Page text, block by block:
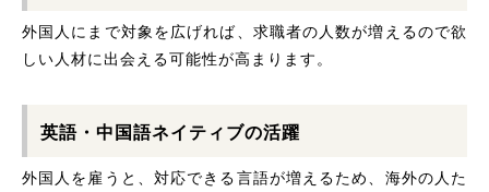
外国人にまで対象を広げれば、求職者の人数が増えるので欲
しい人材に出会える可能性が高まります。
英語・中国語ネイティブの活躍
外国人を雇うと、対応できる言語が増えるため、海外の人た